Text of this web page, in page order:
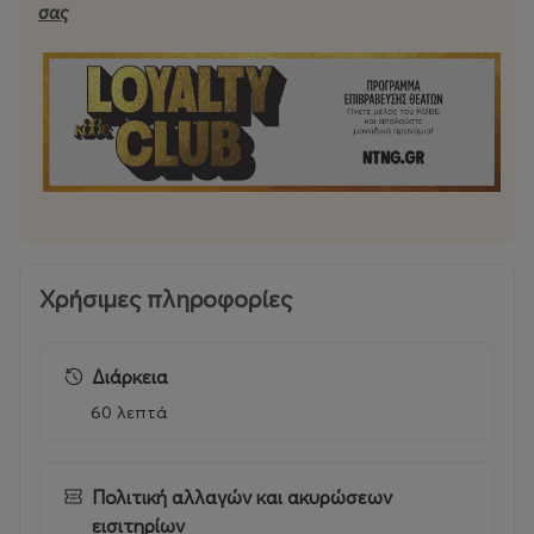
ύπαρξης γεννιέται το χιούμορ του έργου.
Έφη Δρόσου
σας
Χρήσιμες πληροφορίες
Διάρκεια
60 λεπτά
Πολιτική αλλαγών και ακυρώσεων
εισιτηρίων